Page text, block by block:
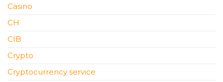
Casino
CH
CIB
Crypto
Cryptocurrency service